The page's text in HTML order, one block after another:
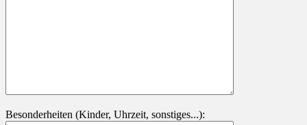
Besonderheiten (Kinder, Uhrzeit, sonstiges...):